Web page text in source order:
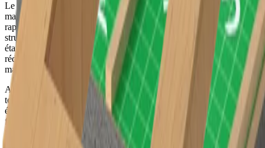
Le montage des éléments Unidek Aero Fermacell s’est déroulé de
manière particulièrement fluide, contribuant ainsi à une progression
rapide du chantier. Grâce à leur caractère préfabriqué et à leur
structure légère mais robuste, les versants du toit ont pu être rendus
étanches en un temps record. Pour l’entrepreneur, cela signifie une
réduction des risques liés aux conditions météorologiques, et pour le
maître d’ouvrage, un délai d’exécution plus court.
Afin d’intégrer élégamment et simplement les fenêtres de
toiture,
Unidek Aero Chambranle de fenêtre
a été utilisé. Cet
élément préfabriqué permet une installation rapide et soignée des
fenêtres de toiture, sans besoin de chevêtre. L’enveloppe thermique
reste ainsi bien isolée, ce qui améliore également l’étanchéité à l’air